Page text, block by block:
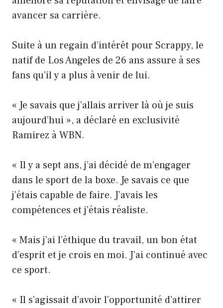
avancer sa carrière.
Suite à un regain d’intérêt pour Scrappy, le
natif de Los Angeles de 26 ans assure à ses
fans qu’il y a plus à venir de lui.
« Je savais que j’allais arriver là où je suis
aujourd’hui », a déclaré en exclusivité
Ramirez à WBN.
« Il y a sept ans, j’ai décidé de m’engager
dans le sport de la boxe. Je savais ce que
j’étais capable de faire. J’avais les
compétences et j’étais réaliste.
« Mais j’ai l’éthique du travail, un bon état
d’esprit et je crois en moi. J’ai continué avec
ce sport.
« Il s’agissait d’avoir l’opportunité d’attirer